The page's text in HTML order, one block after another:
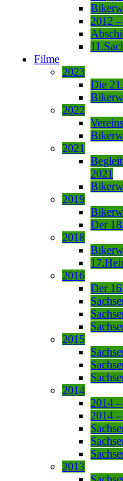
2012
Filme
2023
Die
2022
2021
2021
2019
Der
2018
2016
Der
2015
2014
2014
2014
2013